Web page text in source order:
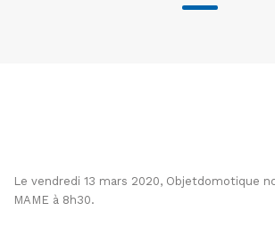
Le vendredi 13 mars 2020, Objetdomotique
MAME à 8h30.